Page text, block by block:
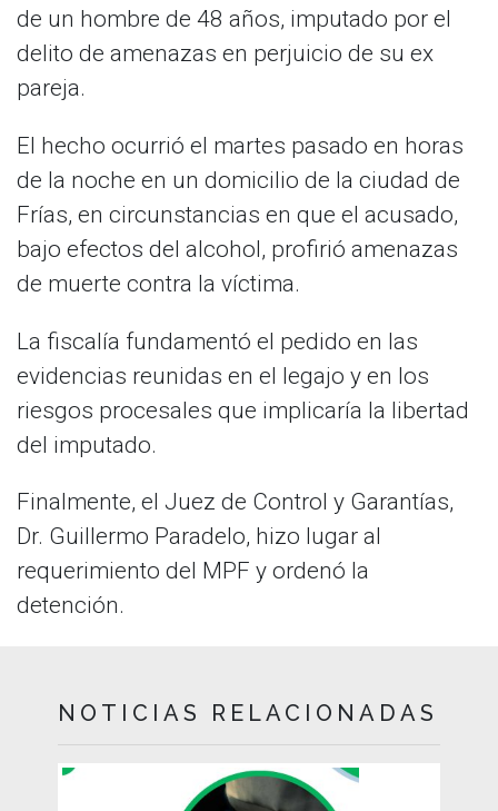
de un hombre de 48 años, imputado por el
delito de amenazas en perjuicio de su ex
pareja.
El hecho ocurrió el martes pasado en horas
de la noche en un domicilio de la ciudad de
Frías, en circunstancias en que el acusado,
bajo efectos del alcohol, profirió amenazas
de muerte contra la víctima.
La fiscalía fundamentó el pedido en las
evidencias reunidas en el legajo y en los
riesgos procesales que implicaría la libertad
del imputado.
Finalmente, el Juez de Control y Garantías,
Dr. Guillermo Paradelo, hizo lugar al
requerimiento del MPF y ordenó la
detención.
NOTICIAS RELACIONADAS